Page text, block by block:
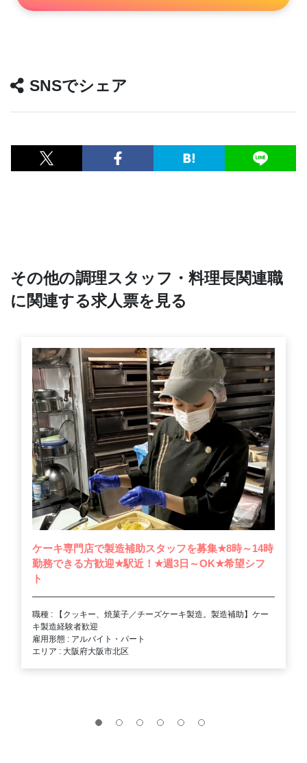
SNSでシェア
その他の調理スタッフ・料理長関連職
に関連する求人票を見る
ケーキ専門店で製造補助スタッフを募集★8時～14時
勤務できる方歓迎★駅近！ ★週3日～OK★希望シフ
ト
職種 : 【クッキー、焼菓子／チーズケーキ製造。製造補助】ケー
キ製造経験者歓迎
雇用形態 : アルバイト・パート
エリア : 大阪府大阪市北区